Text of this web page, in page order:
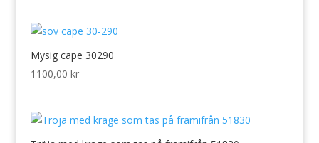
Mysig cape 30290
1100,00 kr